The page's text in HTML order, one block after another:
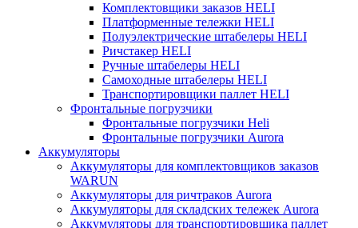
Комплектовщики заказов HELI
Платформенные тележки HELI
Полуэлектрические штабелеры HELI
Ричстакер HELI
Ручные штабелеры HELI
Самоходные штабелеры HELI
Транспортировщики паллет HELI
Фронтальные погрузчики
Фронтальные погрузчики Heli
Фронтальные погрузчики Aurora
Аккумуляторы
Аккумуляторы для комплектовщиков заказов
WARUN
Аккумуляторы для ричтраков Aurora
Аккумуляторы для складских тележек Aurora
Аккумуляторы для транспортировщика паллет